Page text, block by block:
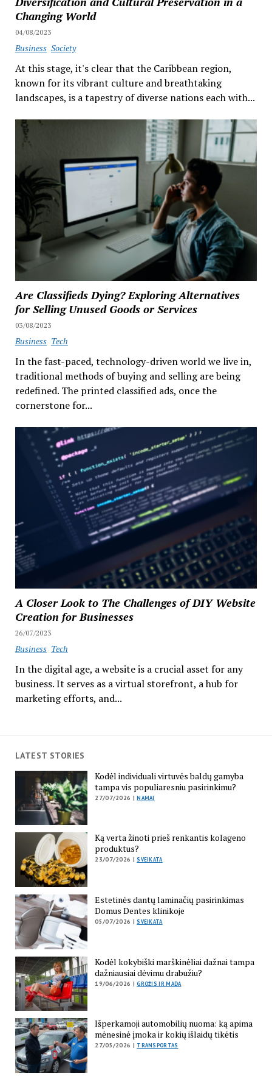
Changing World
04/08/2023
Business Society
At this stage, it's clear that the Caribbean region,
known for its vibrant culture and breathtaking
landscapes, is a tapestry of diverse nations each with...
Are Classifieds Dying? Exploring Alternatives
for Selling Unused Goods or Services
03/08/2023
Business Tech
In the fast-paced, technology-driven world we live in,
traditional methods of buying and selling are being
redefined. The printed classified ads, once the
cornerstone for...
A Closer Look to The Challenges of DIY Website
Creation for Businesses
26/07/2023
Business Tech
In the digital age, a website is a crucial asset for any
business. It serves as a virtual storefront, a hub for
marketing efforts, and...
LATEST STORIES
Kodėl individuali virtuvės baldų gamyba
tampa vis populiaresniu pasirinkimu?
27/07/2026 |NAMAI
Ką verta žinoti prieš renkantis kolageno
produktus?
23/07/2026 |SVEIKATA
Estetinės dantų laminačių pasirinkimas
Domus Dentes klinikoje
05/07/2026 |SVEIKATA
Kodėl kokybiški marškinėliai dažnai tampa
dažniausiai dėvimu drabužiu?
19/06/2026 |GROŽIS IR MADA
Išperkamoji automobilių nuoma: ką apima
mėnesinė įmoka ir kokių išlaidų tikėtis
27/05/2026 | TRANSPORTAS